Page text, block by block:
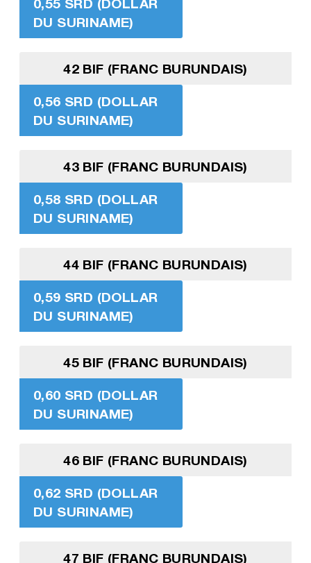
DU SURINAME)
42 BIF (FRANC BURUNDAIS)
0,56 SRD (DOLLAR
DU SURINAME)
43 BIF (FRANC BURUNDAIS)
0,58 SRD (DOLLAR
DU SURINAME)
44 BIF (FRANC BURUNDAIS)
0,59 SRD (DOLLAR
DU SURINAME)
45 BIF (FRANC BURUNDAIS)
0,60 SRD (DOLLAR
DU SURINAME)
46 BIF (FRANC BURUNDAIS)
0,62 SRD (DOLLAR
DU SURINAME)
47 BIF (FRANC BURUNDAIS)